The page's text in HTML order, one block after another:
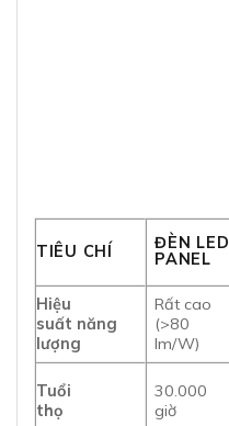
TIÊU CHÍ
ĐÈN LED
PANEL
Hiệu
suất năng
lượng
Rất cao
(>80
lm/W)
Tuổi
thọ
30.000
giờ